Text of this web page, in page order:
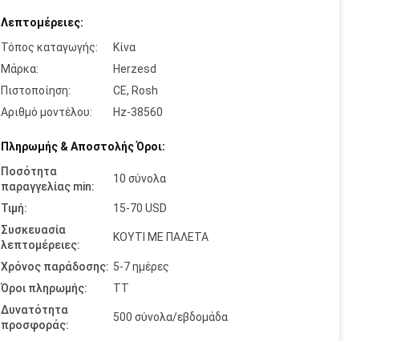
Λεπτομέρειες:
Τόπος καταγωγής:
Κίνα
Μάρκα:
Herzesd
Πιστοποίηση:
CE, Rosh
Αριθμό μοντέλου:
Hz-38560
Πληρωμής & Αποστολής Όροι:
Ποσότητα
παραγγελίας min:
10 σύνολα
Τιμή:
15-70 USD
Συσκευασία
λεπτομέρειες:
ΚΟΥΤΙ ΜΕ ΠΑΛΕΤΑ
Χρόνος παράδοσης: 5-7 ημέρες
Όροι πληρωμής:
TT
Δυνατότητα
προσφοράς:
500 σύνολα/εβδομάδα